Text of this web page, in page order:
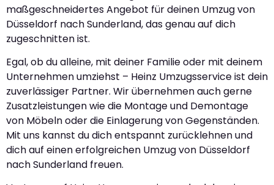
maßgeschneidertes Angebot für deinen Umzug von
Düsseldorf nach Sunderland, das genau auf dich
zugeschnitten ist.
Egal, ob du alleine, mit deiner Familie oder mit deinem
Unternehmen umziehst – Heinz Umzugsservice ist dein
zuverlässiger Partner. Wir übernehmen auch gerne
Zusatzleistungen wie die Montage und Demontage
von Möbeln oder die Einlagerung von Gegenständen.
Mit uns kannst du dich entspannt zurücklehnen und
dich auf einen erfolgreichen Umzug von Düsseldorf
nach Sunderland freuen.